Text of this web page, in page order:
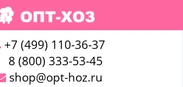
+7 (499) 110-36-37
8 (800) 333-53-45
shop@opt-hoz.ru